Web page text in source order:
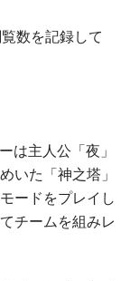
数を記録して
は主人公「夜」
いた「神之塔」
ードをプレイし
チームを組みレ